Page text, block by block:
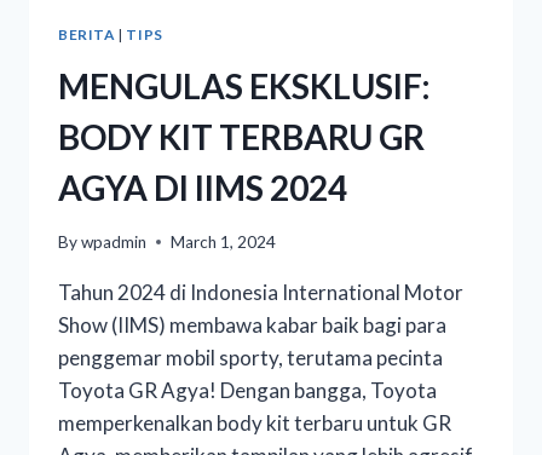
BERITA| TIPS
MENGULAS EKSKLUSIF:
BODY KIT TERBARU GR
AGYA DI IIMS 2024
Bywpadmin March 1, 2024
Tahun 2024 di Indonesia International Motor
Show (IIMS) membawa kabar baik bagi para
penggemar mobil sporty, terutama pecinta
Toyota GR Agya! Dengan bangga, Toyota
memperkenalkan body kit terbaru untuk GR